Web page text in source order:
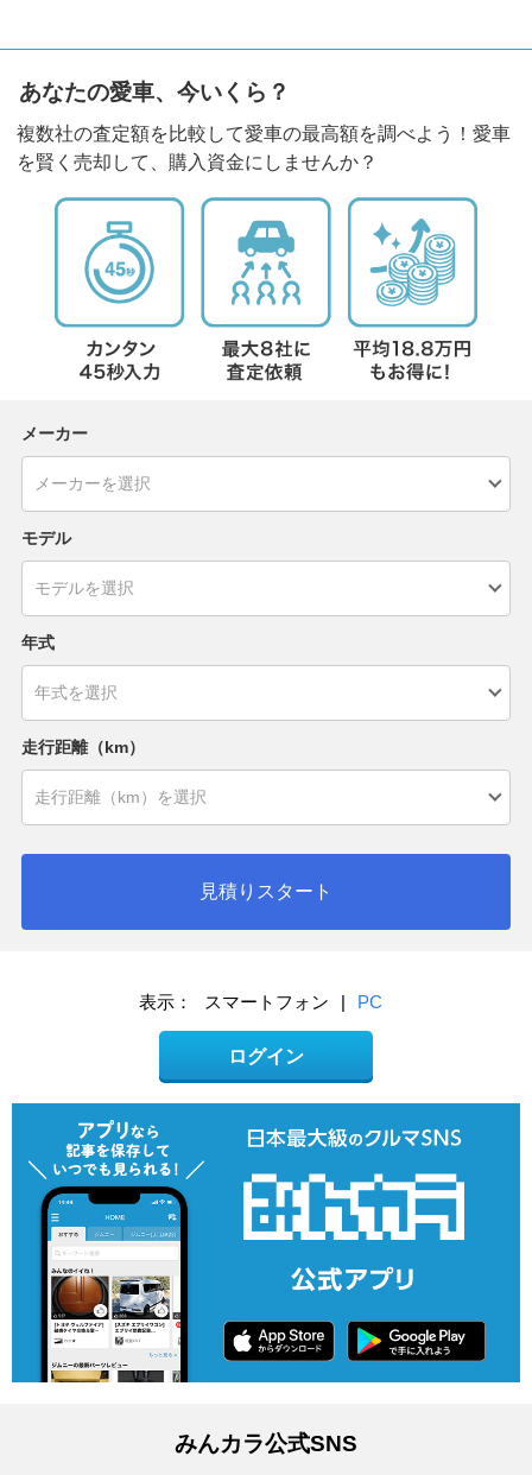
あなたの愛車、今いくら？
複数社の査定額を比較して愛車の最高額を調べよう！愛車
を賢く売却して、購入資金にしませんか？
メーカー
モデル
年式
走行距離（km）
見積りスタート
表示： スマートフォン | PC
ログイン
みんカラ公式SNS